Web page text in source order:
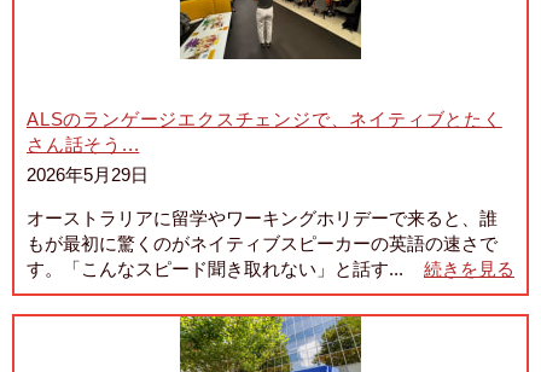
ALSのランゲージエクスチェンジで、ネイティブとたく
さん話そう...
2026年5月29日
オーストラリアに留学やワーキングホリデーで来ると、誰
もが最初に驚くのがネイティブスピーカーの英語の速さで
す。「こんなスピード聞き取れない」と話す...
続きを見る